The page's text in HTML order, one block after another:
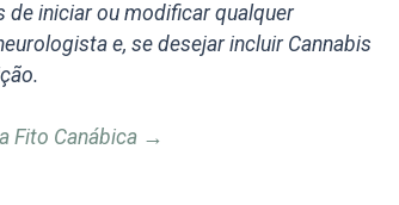
iniciar ou modificar qualquer
e, se desejar incluir Cannabis
Fito Canábica →